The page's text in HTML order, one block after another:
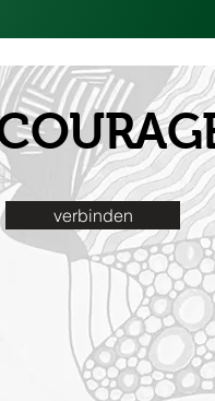
verbinden